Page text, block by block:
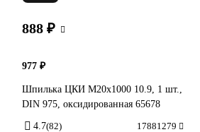
888 ₽
977 ₽
Шпилька ЦКИ М20х1000 10.9, 1 шт.,
DIN 975, оксидированная 65678
4.7(82) 17881279